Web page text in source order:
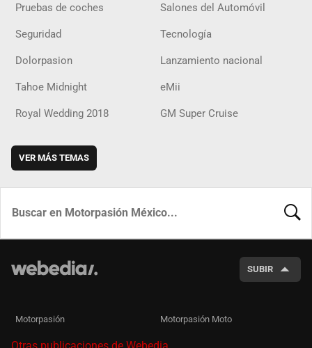
Pruebas de coches Salones del Automóvil
Seguridad Tecnología
Dolorpasion Lanzamiento nacional
Tahoe Midnight eMii
Royal Wedding 2018 GM Super Cruise
VER MÁS TEMAS
SUBIR
Motorpasión Motorpasión Moto